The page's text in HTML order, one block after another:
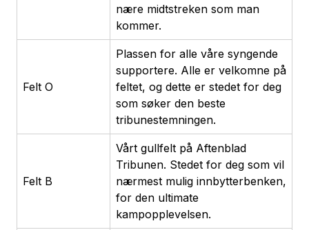
nære midtstreken som man
kommer.
Felt O
Plassen for alle våre syngende
supportere. Alle er velkomne på
feltet, og dette er stedet for deg
som søker den beste
tribunestemningen.
Felt B
Vårt gullfelt på Aftenblad
Tribunen. Stedet for deg som vil
nærmest mulig innbytterbenken,
for den ultimate
kampopplevelsen.